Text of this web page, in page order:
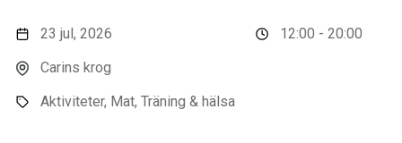
23 jul, 2026
Carins krog
Aktiviteter, Mat, Träning & hälsa
12:00 - 20:00